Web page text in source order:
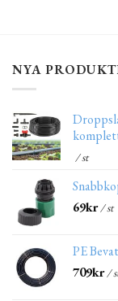
NYA
/ st
69kr/ st
PE
709kr/